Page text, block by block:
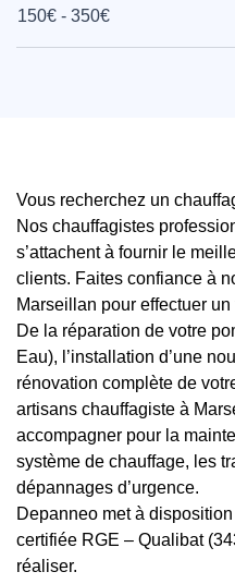
150€ - 350€
Vous recherchez un
Nos chauffagistes
s’attachent à fournir le
clients. Faites confiance à
Marseillan pour effectuer
De la réparation de votre
Eau), l’installation d’une
rénovation complète de
artisans chauffagiste à
accompagner pour la
système de chauffage, les
dépannages d’urgence.
Depanneo met à
certifiée RGE – Qualibat
réaliser.